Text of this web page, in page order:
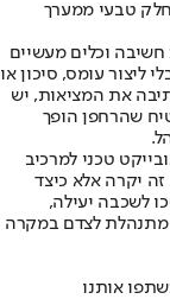
טבעי ממערך
וכלים מעשיים
ליצור עומס, סיכון או
את המציאות, יש
שהרחפן הופך
טכני למרכיב
יקרה אלא כיצד
לשכבה יעילה,
מתנהלת לצדם במקרה
אותנו